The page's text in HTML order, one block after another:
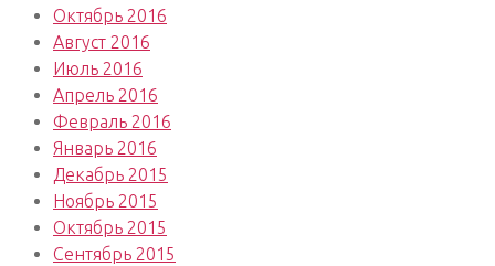
Октябрь 2016
Август 2016
Июль 2016
Апрель 2016
Февраль 2016
Январь 2016
Декабрь 2015
Ноябрь 2015
Октябрь 2015
Сентябрь 2015